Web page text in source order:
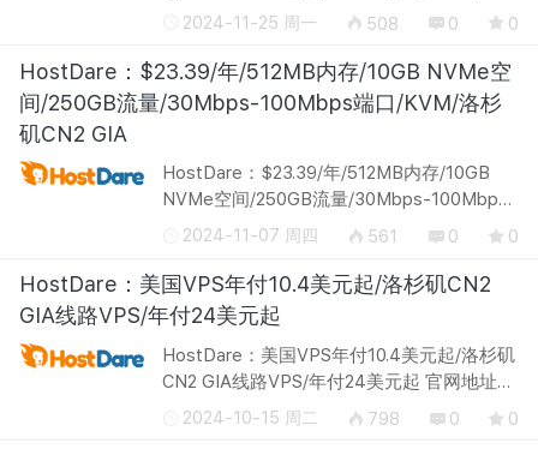
100Mbps端口/KVM/洛杉矶CN2 GIA 官网地
商家，主要提供KVM VPS，2016年4月之前
就成立了...
2024-11-25 周一 508 0 0
HostDare：$23.39/年/512MB内存/10GB NVMe空
间/250GB流量/30Mbps-100Mbps端口/KVM/洛杉
矶CN2 GIA
HostDare：$23.39/年/512MB内存/10GB
NVMe空间/250GB流量/30Mbps-100Mbps
端口/KVM/洛杉矶CN2 GIA 官网地址：
家，主要提供KVM VPS，2016年4月之前就
成立了，主机...
2024-11-07 周四 561 0 0
HostDare：美国VPS年付10.4美元起/洛杉矶CN2
GIA线路VPS/年付24美元起
HostDare：美国VPS年付10.4美元起/洛杉矶
CN2 GIA线路VPS/年付24美元起 官网地址：
http://hostdare.com/ HostDare在WHT更新
2024-10-15 周二 798 0 0